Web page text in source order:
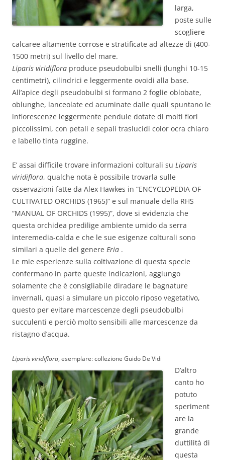
larga,
poste sulle
scogliere
calcaree altamente corrose e stratificate ad altezze di (400-
1500 metri) sul livello del mare.
Liparis viridiflora produce pseudobulbi snelli (lunghi 10-15
centimetri), cilindrici e leggermente ovoidi alla base.
All’apice degli pseudobulbi si formano 2 foglie oblobate,
oblunghe, lanceolate ed acuminate dalle quali spuntano le
infiorescenze leggermente pendule dotate di molti fiori
piccolissimi, con petali e sepali traslucidi color ocra chiaro
e labello tinta ruggine.
E’ assai difficile trovare informazioni colturali su Liparis
viridiflora, qualche nota è possibile trovarla sulle
osservazioni fatte da Alex Hawkes in “ENCYCLOPEDIA OF
CULTIVATED ORCHIDS (1965)” e sul manuale della RHS
“MANUAL OF ORCHIDS (1995)”, dove si evidenzia che
questa orchidea predilige ambiente umido da serra
interemedia-calda e che le sue esigenze colturali sono
similari a quelle del genere Eria .
Le mie esperienze sulla coltivazione di questa specie
confermano in parte queste indicazioni, aggiungo
solamente che è consigliabile diradare le bagnature
invernali, quasi a simulare un piccolo riposo vegetativo,
questo per evitare marcescenze degli pseudobulbi
succulenti e perciò molto sensibili alle marcescenze da
ristagno d’acqua.
Liparis viridiflora , esemplare: collezione Guido De Vidi
D’altro
canto ho
potuto
speriment
are la
grande
duttilità di
questa